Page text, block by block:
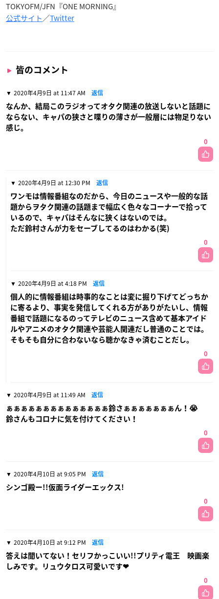
TOKYOFM/JFN『ONE MORNING』
公式サイト／Twitter
皆のコメント
2020年4月9日 at 11:47 AM 返信
なんか、結局このラジオってオタク関連の放送しないと話題に
ならない、キャパの狭さと喋りの薄さが一般層には物足りない
感じ。
0
2020年4月9日 at 12:30 PM 返信
ワンモは情報番組なのだから、今日のニュースや一般的な話
題からヲタク関連の話題まで幅広く色々なコーナーで拾って
いるので、キャパはそんなに狭くはないのでは。
ただ鈴村さんが力をセーブしてるのはわかる(笑)
0
2020年4月9日 at 4:18 PM 返信
個人的に情報番組は時事的なことは変に掘り下げてどっちか
に寄るより、事実を発信してくれる方がありがたいし、情報
番組で話題になるのってテレビのニュース含めて基本アイド
ルやアニメのオタク関連や芸能人関連だし普通のことでは。
そもそも自分に合わないなら聴かなきゃ済むことだし。
0
2020年4月9日 at 11:49 AM 返信
ぁぁぁぁぁぁぁぁぁぁぁぁぁぁ鈴さぁぁぁぁぁぁぁん！😭
鈴さんもコロナに気を付けてください！
0
2020年4月10日 at 9:05 PM 返信
シンゴ殿ー!!仮面ライダーエックス!
0
2020年4月10日 at 9:12 PM 返信
答えは聞いてない！セリフかっこいい!!プリティ電王 映画楽
しみです。リュウタロス可愛いです❤
0